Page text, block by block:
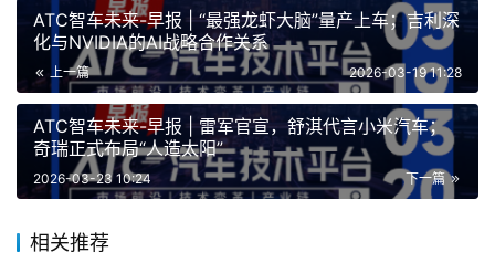
扫码立即报名
参会咨询：陈总监13482838422（同微信）
ATC智车未来-早报 | “最强龙虾大脑”量产上车；吉利深
化与NVIDIA的AI战略合作关系
上一篇 2026-03-19 11:28
ATC智车未来-早报 | 雷军官宣，舒淇代言小米汽车；
奇瑞正式布局“人造太阳”
下一篇
2026-03-23 10:24
相关推荐